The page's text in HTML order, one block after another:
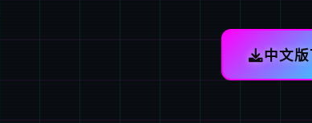
中文